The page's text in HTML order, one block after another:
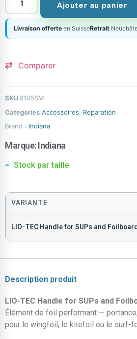
Ajouter au panier
Livraison offerte en SuisseRetrait
Comparer
SKU 8105SM
Categories Accessoires
Reparation
Brand : Indiana
Marque:Indiana
Stock par taille
VARIANTE
LIO-TEC Handle for SUPs and
Description produit
LIO-TEC Handle for SUPs and
Élément de foil performant —
pour le wingfoil, le kitefoil ou le surf-